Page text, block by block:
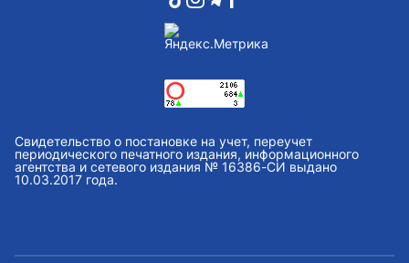
Свидетельство о постановке на учет, переучет
периодического печатного издания, информационного
агентства и сетевого издания № 16386-СИ выдано
10.03.2017 года.